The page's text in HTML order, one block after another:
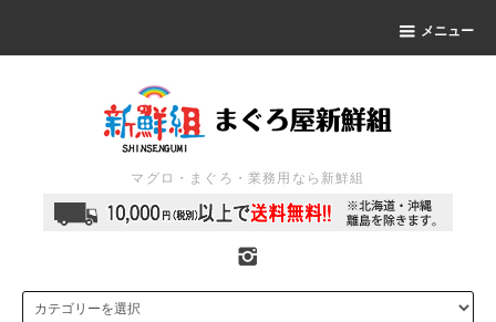
メニュー
マグロ・まぐろ・業務用なら新鮮組